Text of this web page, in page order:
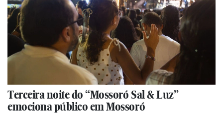
Terceira noite do “Mossoró Sal & Luz”
emociona público em Mossoró